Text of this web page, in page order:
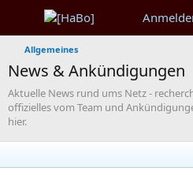
Allgemeines
News & Ankündigungen
Aktuelle News rund ums Netz -
offizielles vom Team und
hier.